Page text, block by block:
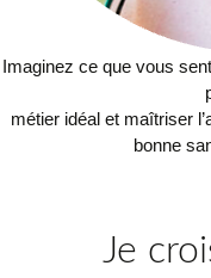
Imaginez ce que vous
métier idéal et maîtriser
bonne
Je